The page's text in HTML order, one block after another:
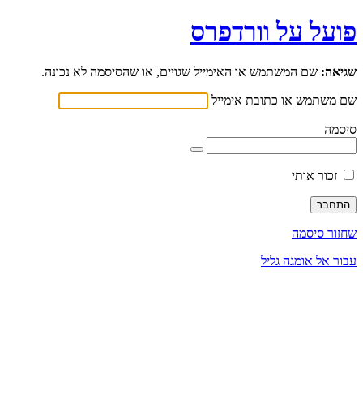
פועל על וורדפרס
שגיאה: שם המשתמש או האימייל שגויים, או שהסיסמה לא נכונה.
שם משתמש או כתובת אימייל
סיסמה
זכור אותי
שחזור סיסמה
עבור אל אומגה גליל